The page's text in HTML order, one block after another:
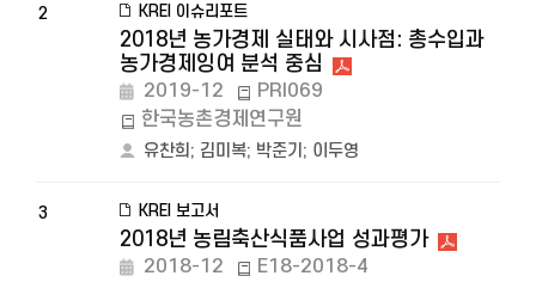
2 KREI 이슈리포트
2018년 농가경제 실태와 시사점: 총수입과
농가경제잉여 분석 중심
2019-12
PRI069
한국농촌경제연구원
유찬희 ; 김미복; 박준기 ; 이두영
3 KREI 보고서
2018년 농림축산식품사업 성과평가
2018-12
E18-2018-4